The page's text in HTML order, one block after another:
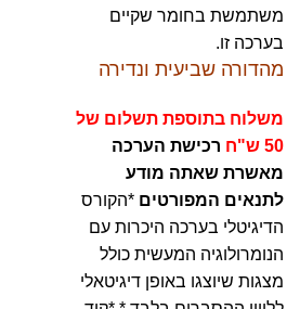
משתמשת בחומר שקיים
בערכה זו.
מהדורה שביעית ונדירה
משלוח בתוספת תשלום של
50 ש"ח
רכישת הערכה
מאשרת שאתה מודע
לתנאים המפורטים *הקורס
הדיגיטלי בערכה היכרות עם
הנומרולוגיה המעשית כולל
מצגות שיוצגו באופן דיגיטאלי